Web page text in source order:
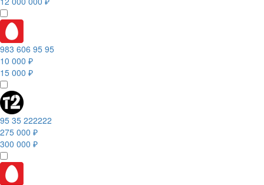
983 606 95 95
10 000 ₽
15 000 ₽
95 35 222222
275 000 ₽
300 000 ₽